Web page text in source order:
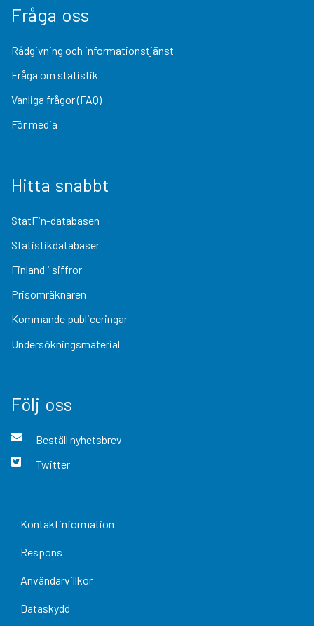
Fråga oss
Rådgivning och informationstjänst
Fråga om statistik
Vanliga frågor (FAQ)
För media
Hitta snabbt
StatFin-databasen
Statistikdatabaser
Finland i siffror
Prisomräknaren
Kommande publiceringar
Undersökningsmaterial
Följ oss
Beställ nyhetsbrev
Twitter
Kontaktinformation
Respons
Användarvillkor
Dataskydd